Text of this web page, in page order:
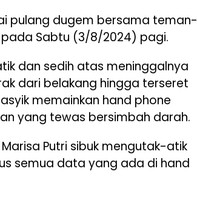
pulang dugem bersama teman-
Sabtu (3/8/2024) pagi.
dan sedih atas meninggalnya
dari belakang hingga terseret
memainkan hand phone
yang tewas bersimbah darah.
Putri sibuk mengutak-atik
semua data yang ada di hand